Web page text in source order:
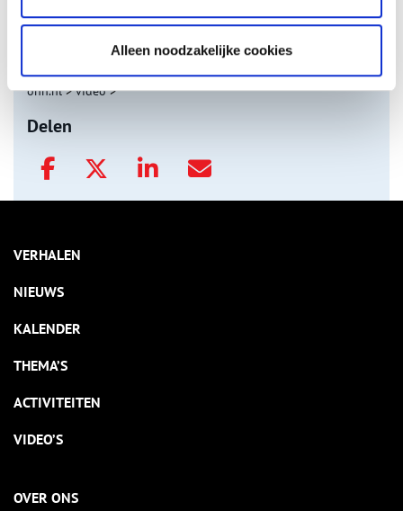
Alleen noodzakelijke cookies
De eendenboeten op De Haukes
onh.nl>video>
Delen
VERHALEN
NIEUWS
KALENDER
THEMA’S
ACTIVITEITEN
VIDEO’S
OVER ONS